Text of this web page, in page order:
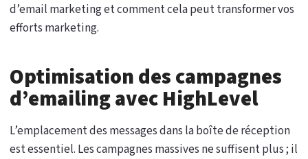
d’email marketing et comment cela peut transformer vos
efforts marketing.
Optimisation des campagnes
d’emailing avec HighLevel
L’emplacement des messages dans la boîte de réception
est essentiel. Les campagnes massives ne suffisent plus ; il